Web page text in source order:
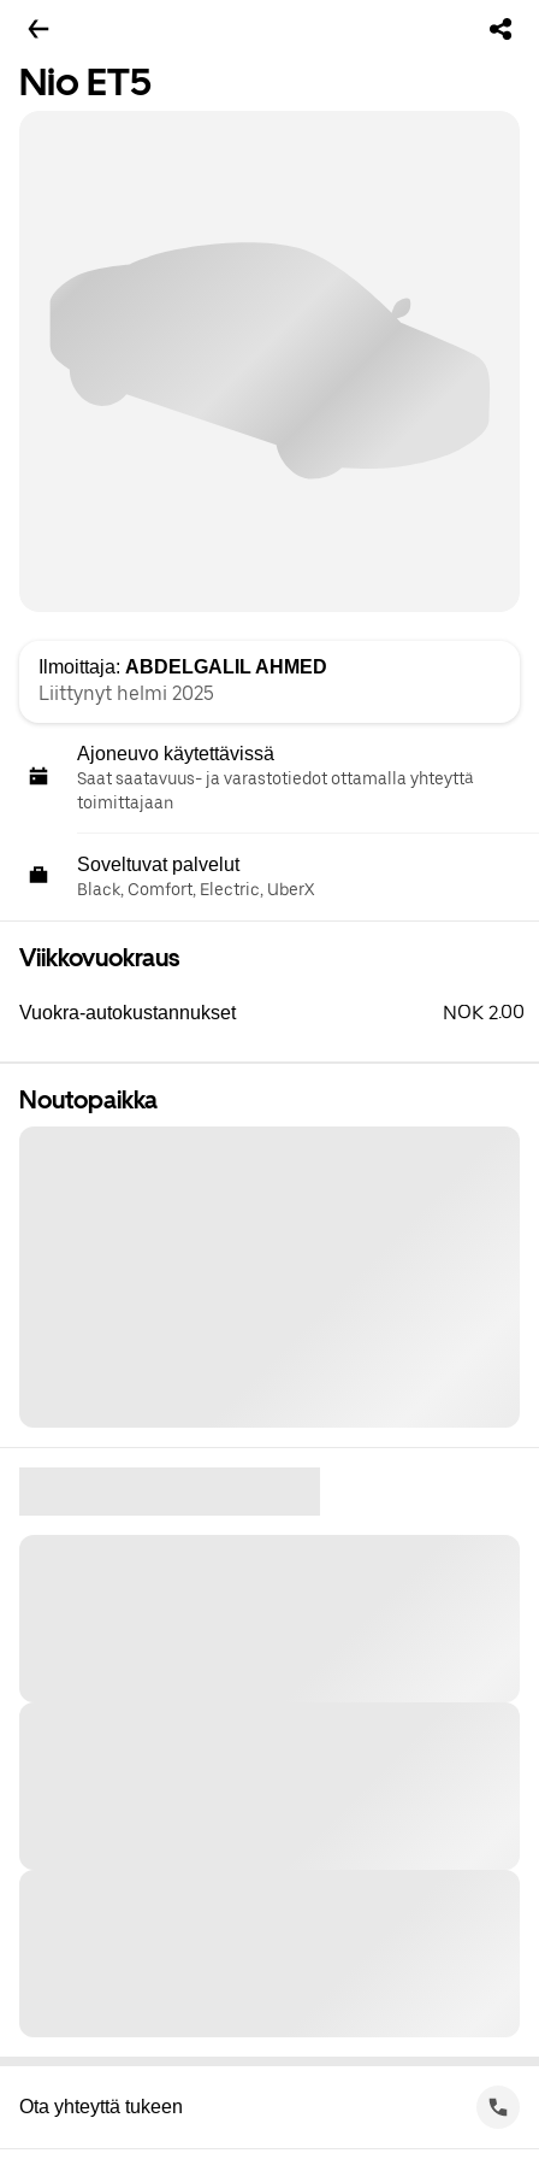
Nio ET5
Ilmoittaja: ABDELGALIL AHMED
Liittynyt helmi 2025
Ajoneuvo käytettävissä
Saat saatavuus- ja varastotiedot ottamalla yhteyttä
toimittajaan
Soveltuvat palvelut
Black, Comfort, Electric, UberX
Viikkovuokraus
Vuokra-autokustannukset NOK 2.00
Noutopaikka
Ota yhteyttä tukeen